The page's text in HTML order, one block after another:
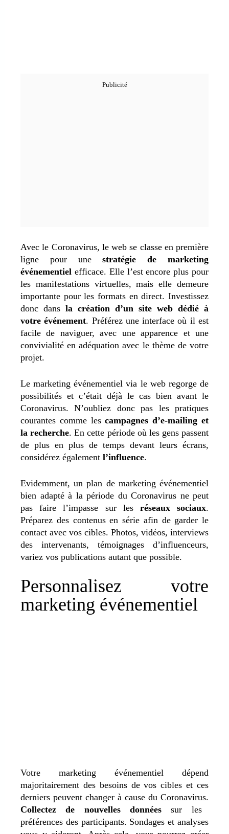
Avec le Coronavirus, le web se classe en première
ligne pour unestratégie de marketing
événementiel efficace. Elle l’est encore plus pour
les manifestations virtuelles, mais elle demeure
importante pour les formats en direct. Investissez
donc dans la création d’un site web dédié à
votre événement. Préférez une interface où il est
facile de naviguer, avec une apparence et une
convivialité en adéquation avec le thème de votre
projet.
Le marketing événementiel via le web regorge de
possibilités et c’était déjà le cas bien avant le
Coronavirus. N’oubliez donc pas les pratiques
courantes comme lescampagnes d’e-mailing et
la recherche. En cette période où les gens passent
de plus en plus de temps devant leurs écrans,
considérez également l’influence.
Evidemment, un plan de marketing événementiel
bien adapté à la période du Coronavirus ne peut
pas faire l’impasse sur les réseaux sociaux.
Préparez des contenus en série afin de garder le
contact avec vos cibles. Photos, vidéos, interviews
des intervenants, témoignages d’influenceurs,
variez vos publications autant que possible.
Personnalisez votre
marketing événementiel
Votre marketing événementiel dépend
majoritairement des besoins de vos cibles et ces
derniers peuvent changer à cause du Coronavirus.
Collectez de nouvelles données sur les
préférences des participants. Sondages et analyses